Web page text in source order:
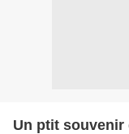
Un ptit souvenir